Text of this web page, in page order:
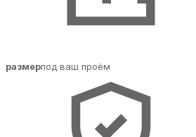
размерпод ваш проём